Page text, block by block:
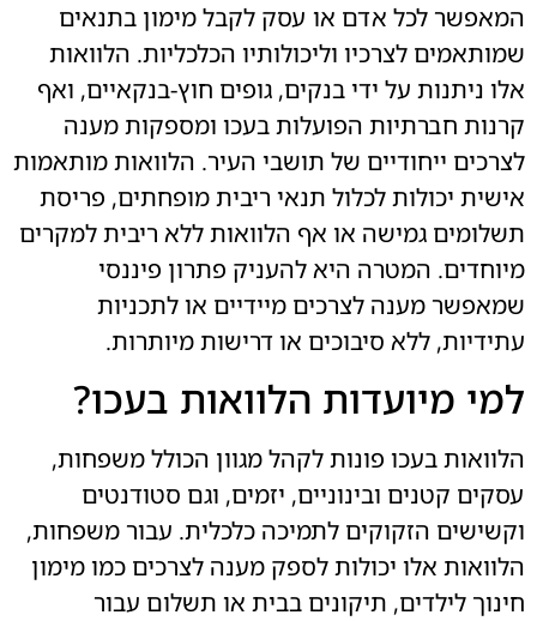
המאפשר לכל אדם או עסק לקבל מימון בתנאים
שמותאמים לצרכיו וליכולותיו הכלכליות. הלוואות
אלו ניתנות על ידי בנקים, גופים חוץ-בנקאיים, ואף
קרנות חברתיות הפועלות בעכו ומספקות מענה
לצרכים ייחודיים של תושבי העיר. הלוואות מותאמות
אישית יכולות לכלול תנאי ריבית מופחתים, פריסת
תשלומים גמישה או אף הלוואות ללא ריבית למקרים
מיוחדים. המטרה היא להעניק פתרון פיננסי
שמאפשר מענה לצרכים מיידיים או לתכניות
עתידיות, ללא סיבוכים או דרישות מיותרות.
למי מיועדות הלוואות בעכו?
הלוואות בעכו פונות לקהל מגוון הכולל משפחות,
עסקים קטנים ובינוניים, יזמים, וגם סטודנטים
וקשישים הזקוקים לתמיכה כלכלית. עבור משפחות,
הלוואות אלו יכולות לספק מענה לצרכים כמו מימון
חינוך לילדים, תיקונים בבית או תשלום עבור